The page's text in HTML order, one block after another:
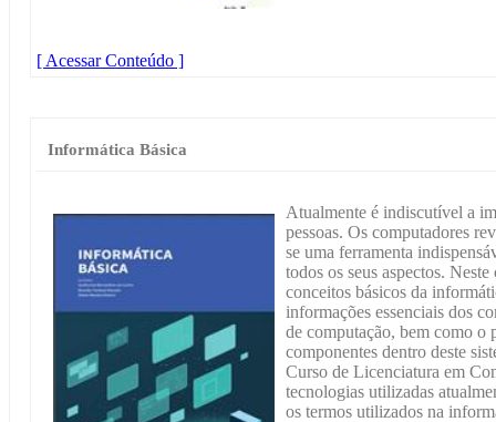
[ Acessar Conteúdo ]
Informática Básica
Atualmente é indiscutível a
pessoas. Os computadores
se uma ferramenta
todos os seus aspectos.
conceitos básicos da
informações essenciais dos
de computação, bem como o
componentes dentro deste
Curso de Licenciatura em
tecnologias utilizadas
os termos utilizados na